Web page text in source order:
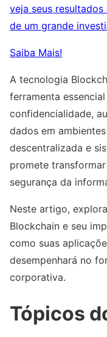
veja seus
de um grande
Saiba Mais!
A tecnologia
ferramenta
confidencialidade,
dados em
descentralizada e
promete
segurança da
Neste artigo,
Blockchain e seu
como suas
desempenhará no
corporativa.
Tópicos